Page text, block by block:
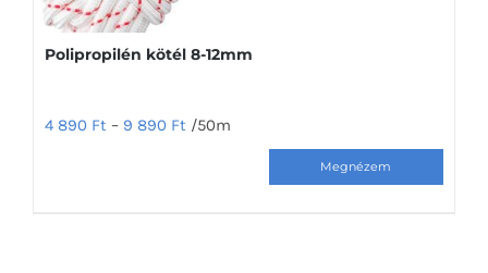
Polipropilén kötél 8-12mm
4 890 Ft – 9 890 Ft /50m